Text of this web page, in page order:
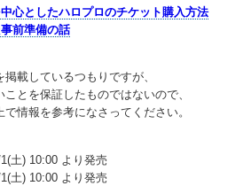
心としたハロプロのチケット購入方法
前準備の話
載しているつもりですが、
とを保証したものではないので、
情報を参考になさってください。
) 10:00 より発売
) 10:00 より発売